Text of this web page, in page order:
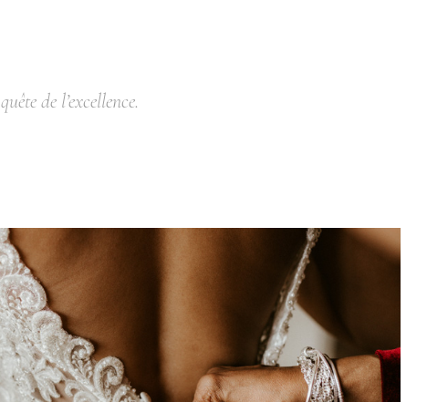
de l’excellence.